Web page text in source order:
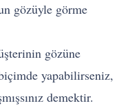
gözüyle görme
gözüne
yapabilirseniz,
demektir.